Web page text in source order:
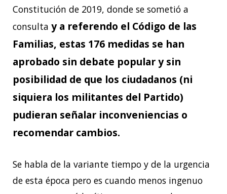
Constitución de 2019, donde se sometió a
consulta y a referendo el Código de las
Familias, estas 176 medidas se han
aprobado sin debate popular y sin
posibilidad de que los ciudadanos (ni
siquiera los militantes del Partido)
pudieran señalar inconveniencias o
recomendar cambios.
Se habla de la variante tiempo y de la urgencia
de esta época pero es cuando menos ingenuo